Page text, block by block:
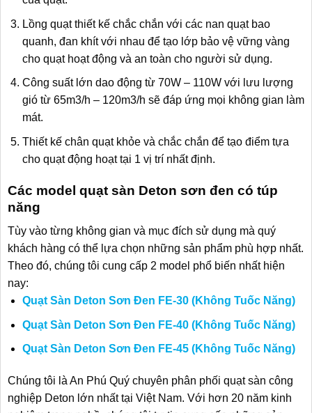
Lồng quạt thiết kế chắc chắn với các nan quạt bao
quanh, đan khít với nhau để tạo lớp bảo vệ vững vàng
cho quạt hoạt động và an toàn cho người sử dụng.
Công suất lớn dao động từ 70W – 110W với lưu lượng
gió từ 65m3/h – 120m3/h sẽ đáp ứng mọi không gian làm
mát.
Thiết kế chân quạt khỏe và chắc chắn để tạo điểm tựa
cho quạt động hoạt tại 1 vị trí nhất định.
Các model quạt sàn Deton sơn đen có túp
năng
Tùy vào từng không gian và mục đích sử dụng mà quý
khách hàng có thể lựa chọn những sản phẩm phù hợp nhất.
Theo đó, chúng tôi cung cấp 2 model phổ biến nhất hiện
nay:
Quạt Sàn Deton Sơn Đen FE-30 (Không Tuốc Năng)
Quạt Sàn Deton Sơn Đen FE-40 (Không Tuốc Năng)
Quạt Sàn Deton Sơn Đen FE-45 (Không Tuốc Năng)
Chúng tôi là An Phú Quý chuyên phân phối quạt sàn công
nghiệp Deton lớn nhất tại Việt Nam. Với hơn 20 năm kinh